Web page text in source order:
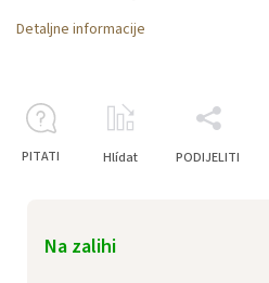
Na zalihi
Detaljne informacije
PITATI Hlídat PODIJELITI